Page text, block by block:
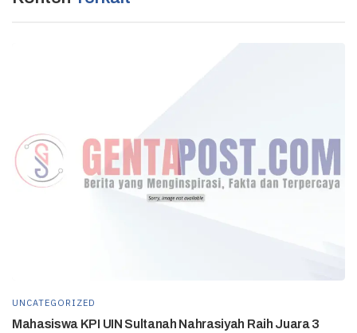
UNCATEGORIZED
Mahasiswa KPI UIN Sultanah Nahrasiyah Raih Juara 3